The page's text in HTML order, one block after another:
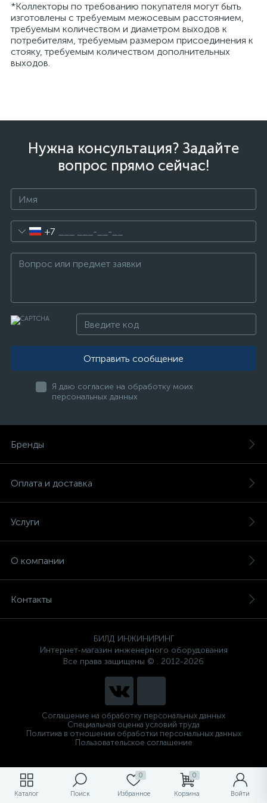
Каталог Поиск
0
Избранное
0
Корзина Войти
*Коллекторы по требованию покупателя могут быть
изготовлены с требуемым межосевым расстоянием,
требуемым количеством и диаметром выходов к
потребителям, требуемым размером присоединения к
стояку, требуемым количеством дополнительных
выходов.
Нужна консультация? Задайте
вопрос прямо сейчас!
+7
Отправить сообщение
Я даю согласие на обработку моих
персональных данных
Бренды
Оплата и доставка
Услуги
О компании
Контакты
БИЛД ИНЖИНИРИНГ
Интернет-магазин инженерного оборудования
Все права защищены © . 2012-2026
Соглашение на обработку персональных данных
Специальная оценка условий труда
Политика в отношении обработки персональных данных
Пользовательское соглашение